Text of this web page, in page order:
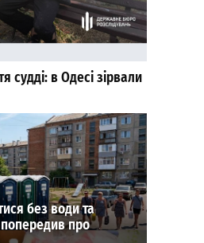
судді: в Одесі зірвали
без води та
попередив про